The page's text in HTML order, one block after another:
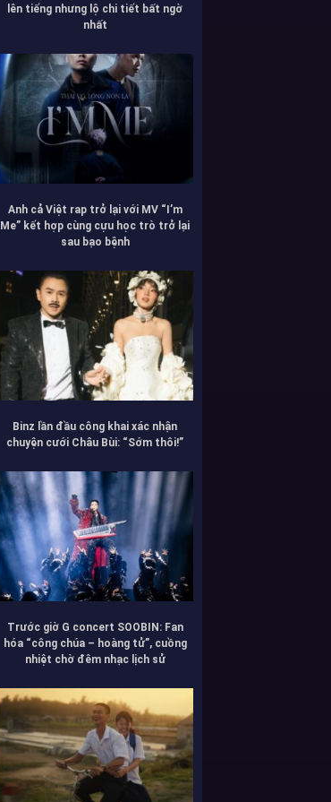
lên tiếng nhưng lộ chi tiết bất ngờ
nhất
Anh cả Việt rap trở lại với MV “I’m
Me” kết hợp cùng cựu học trò trở lại
sau bạo bệnh
Binz lần đầu công khai xác nhận
chuyện cưới Châu Bùi: “Sớm thôi!”
Trước giờ G concert SOOBIN: Fan
hóa “công chúa – hoàng tử”, cuồng
nhiệt chờ đêm nhạc lịch sử